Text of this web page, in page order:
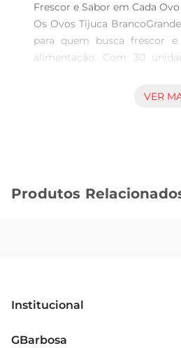
Frescor e Sabor em Cada Ovo
Os Ovos Tijuca
para quem busca frescor
alimentação. Com 30
cozinhar em grande
Os ovos são um ingrediente
receitas e criar pratos
Qualidade Garantida
VER
Produtos
Institucional
GBarbosa